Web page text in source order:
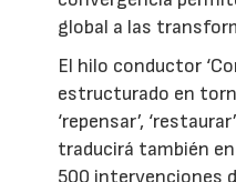
global a las
El hilo conductor
estructurado en
‘repensar’,
traducirá también
500 intervenciones